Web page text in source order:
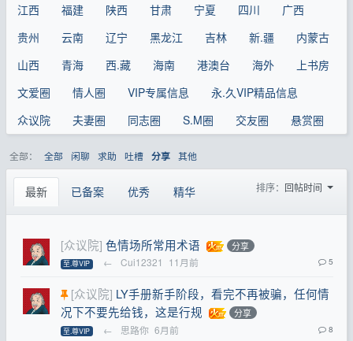
江西
福建 陕西 甘肃 宁夏 四川
广西
贵州
云南 辽宁 黑龙江 吉林 新.疆
内蒙古
山西
青海 西.藏 海南 港澳台 海外
上书房
文爱圈
情人圈 VIP专属信息
永.久VIP精品信息
众议院
夫妻圈 同志圈 S.M圈 交友圈 悬赏圈
全部： 全部 闲聊 求助 吐槽 分享 其他
最新 已备案 优秀 精华 排序： 回帖时间
[众议院] 色情场所常用术语 分享
至.尊VIP ← Cui12321 11月前 5
[众议院] LY手册新手阶段，看完不再被骗，任何情
况下不要先给钱，这是行规
分享
至.尊VIP ← 思路你 6月前 8